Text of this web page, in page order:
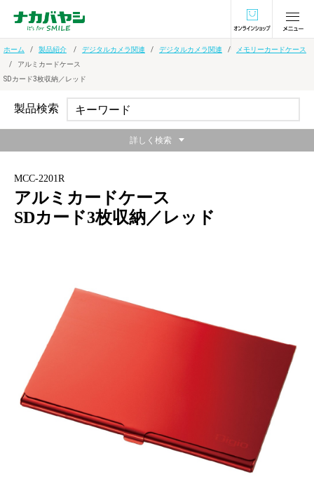
オンラインショ
ホーム 製品紹介 デジタルカメラ関連 デジタルカメラ関連
メモリーカードケース
アルミカードケース
SDカード3枚収納／レッド
MCC-2201R
アルミカードケース
SDカード3枚収納／レッド
アルミ製の丈夫な
メモリーカードケース
メーカー希望小売価格：
¥980+ 税
・ホルダーに静電気防止クッションを採用し、
ホコリや静電気からメモリーカードを守ります。
製品検索
詳しく検索